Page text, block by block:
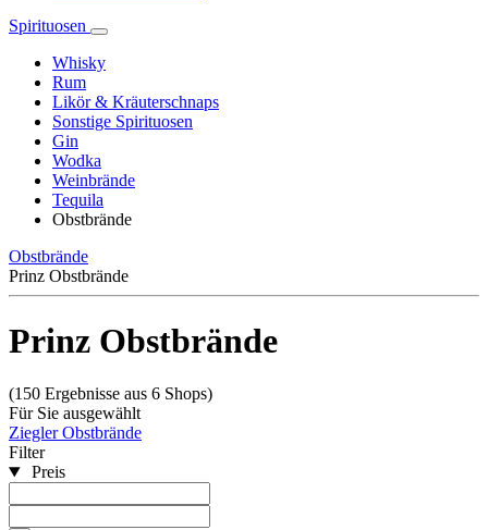
Spirituosen
Whisky
Rum
Likör & Kräuterschnaps
Sonstige Spirituosen
Gin
Wodka
Weinbrände
Tequila
Obstbrände
Obstbrände
Prinz Obstbrände
Prinz Obstbrände
(150 Ergebnisse aus 6 Shops)
Für Sie ausgewählt
Ziegler Obstbrände
Filter
Preis